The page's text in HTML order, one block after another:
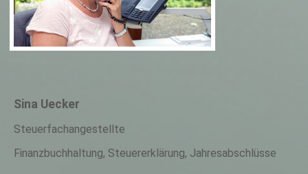
Sina Uecker
Steuerfachangestellte
Finanzbuchhaltung, Steuererklärung, Jahresabschlüsse